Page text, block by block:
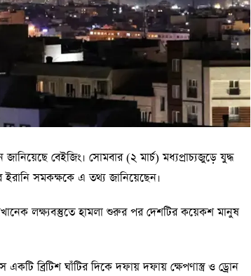
বেইজিং। সোমবার (২ মার্চ) মধ্যপ্রাচ্যজুড়ে যুদ্ধ
ইরানি সমকক্ষকে এ তথ্য জানিয়েছেন।
লক্ষ্যবস্তুতে হামলা শুরুর পর দেশটির কয়েকশ মানুষ
ব্রিটিশ ঘাঁটির দিকে দফায় দফায় ক্ষেপণাস্ত্র ও ড্রোন